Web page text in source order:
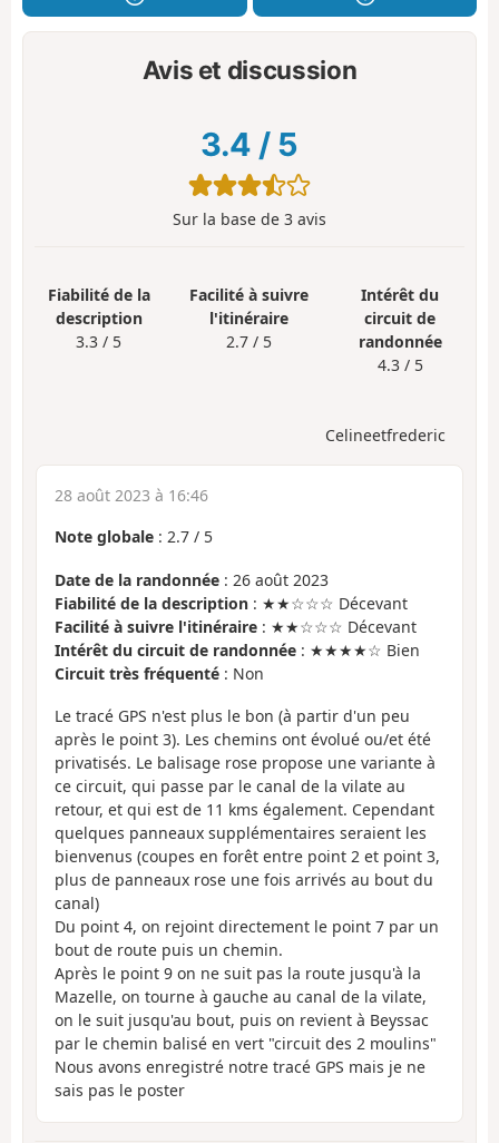
Avis et discussion
3.4 / 5
Sur la base de 3 avis
Fiabilité de la
description
3.3 / 5
Facilité à suivre
l'itinéraire
2.7 / 5
Intérêt du
circuit de
randonnée
4.3 / 5
Celineetfrederic
28 août 2023 à 16:46
Note globale : 2.7 / 5
Date de la randonnée : 26 août 2023
Fiabilité de la description : ★★☆☆☆ Décevant
Facilité à suivre l'itinéraire : ★★☆☆☆ Décevant
Intérêt du circuit de randonnée : ★★★★☆ Bien
Circuit très fréquenté : Non
Le tracé GPS n'est plus le bon (à partir d'un peu
après le point 3). Les chemins ont évolué ou/et été
privatisés. Le balisage rose propose une variante à
ce circuit, qui passe par le canal de la vilate au
retour, et qui est de 11 kms également. Cependant
quelques panneaux supplémentaires seraient les
bienvenus (coupes en forêt entre point 2 et point 3,
plus de panneaux rose une fois arrivés au bout du
canal)
Du point 4, on rejoint directement le point 7 par un
bout de route puis un chemin.
Après le point 9 on ne suit pas la route jusqu'à la
Mazelle, on tourne à gauche au canal de la vilate,
on le suit jusqu'au bout, puis on revient à Beyssac
par le chemin balisé en vert "circuit des 2 moulins"
Nous avons enregistré notre tracé GPS mais je ne
sais pas le poster